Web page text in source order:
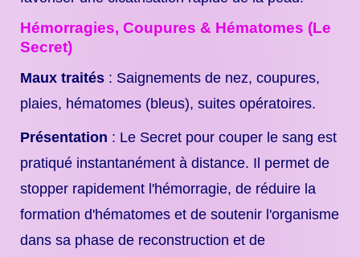
Hémorragies, Coupures & Hématomes (Le
Secret)
Maux traités : Saignements de nez, coupures,
plaies, hématomes (bleus), suites opératoires.
Présentation : Le Secret pour couper le sang est
pratiqué instantanément à distance. Il permet de
stopper rapidement l'hémorragie, de réduire la
formation d'hématomes et de soutenir l'organisme
dans sa phase de reconstruction et de